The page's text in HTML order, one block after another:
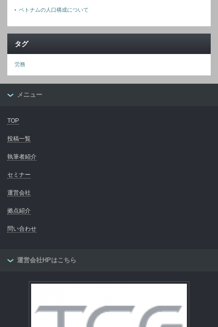
ベトナムの人口構成について
タグ
労務
メニュー
TOP
投稿一覧
執筆者紹介
セミナー
運営会社
拠点紹介
問い合わせ
運営会社HPはこちら